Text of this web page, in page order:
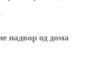
надвор од дома